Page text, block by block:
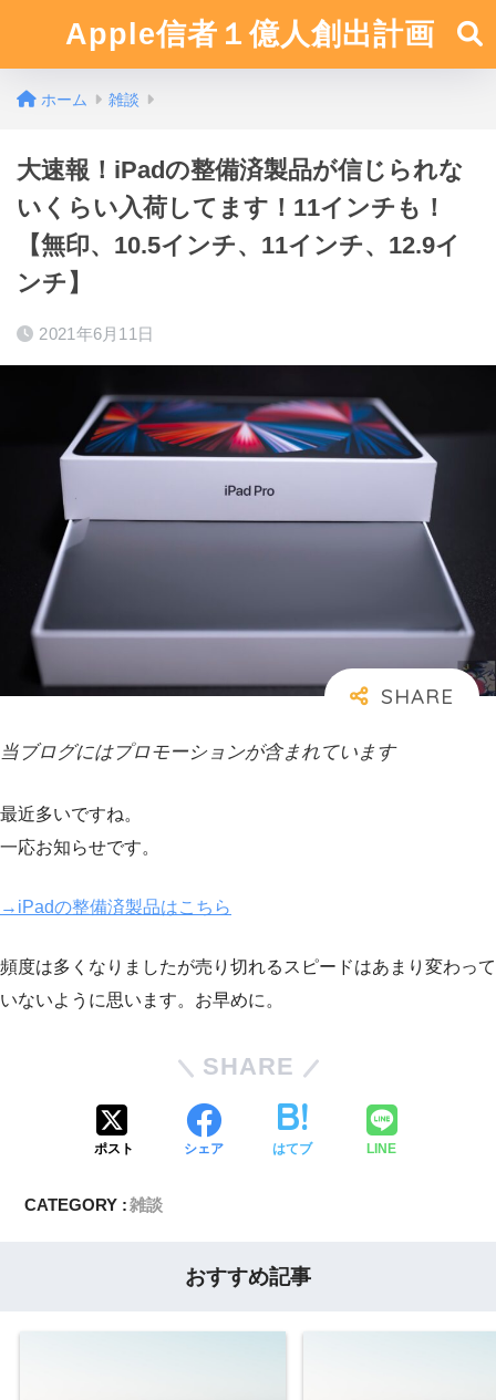
Apple信者１億人創出計画
ホーム 雑談
大速報！iPadの整備済製品が信じられな
いくらい入荷してます！11インチも！
【無印、10.5インチ、11インチ、12.9イ
ンチ】
2021年6月11日
当ブログにはプロモーションが含まれています
最近多いですね。
一応お知らせです。
→iPadの整備済製品はこちら
頻度は多くなりましたが売り切れるスピードはあまり変わって
いないように思います。お早めに。
SHARE
ポスト シェア はてブ LINE
CATEGORY :雑談
おすすめ記事